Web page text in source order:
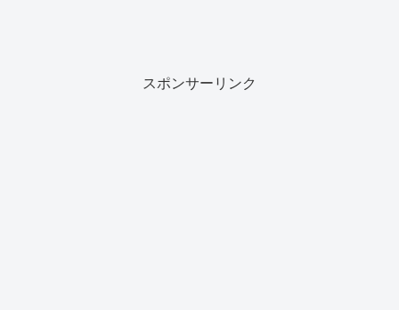
スポンサーリンク